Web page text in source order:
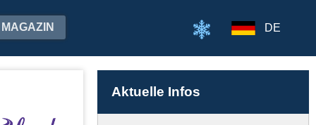
MAGAZIN DE
Aktuelle Infos